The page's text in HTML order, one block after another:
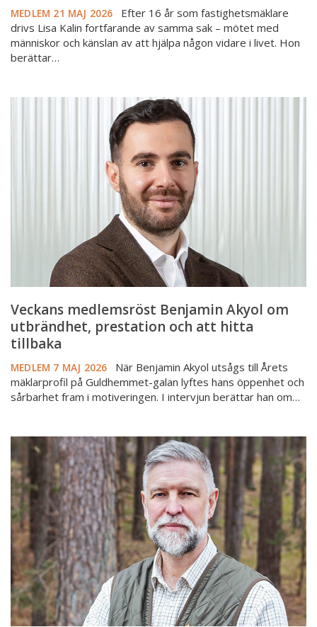
MEDLEM 21 MAJ 2026
Efter 16 år som fastighetsmäklare
drivs Lisa Kalin fortfarande av samma sak – mötet med
människor och känslan av att hjälpa någon vidare i livet. Hon
berättar…
Veckans
Veckans medlemsröst Benjamin Akyol om
utbrändhet, prestation och att hitta
tillbaka
MEDLEM 7 MAJ 2026
När Benjamin Akyol utsågs till Årets
mäklarprofil på Guldhemmet-galan lyftes hans öppenhet och
sårbarhet fram i motiveringen. I intervjun berättar han om…
Veckans
medlemsröst
Peter
Olsson
om
vad
som
krävs
för
att
hålla